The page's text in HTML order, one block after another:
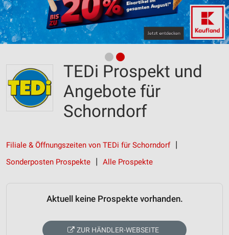
TEDi Prospekt und
Angebote für
Schorndorf
Filiale & Öffnungszeiten von TEDi für Schorndorf
Sonderposten Prospekte
Alle Prospekte
Aktuell keine Prospekte vorhanden.
ZUR HÄNDLER-WEBSEITE